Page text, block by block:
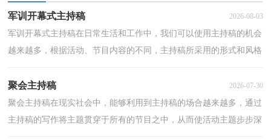
军训开幕式主持稿 2026-08-03
军训开幕式主持稿在日常生活和工作中，我们可以使用主持稿的机会
越来越多，根据活动、节目内容的不同，主持稿所采用的形式和风格
聚会主持稿 2026-07-30
聚会主持稿在现实社会中，能够利用到主持稿的场合越来越多，通过
主持稿的写作将主题贯穿于所有的节目之中，从而使活动主题步步深